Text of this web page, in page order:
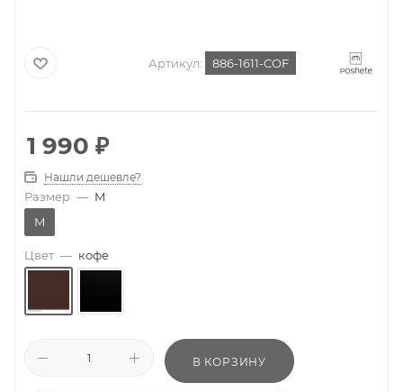
Артикул: 886-1611-COF
1 990 ₽
Нашли дешевле?
Размер — M
M
Цвет — кофе
В КОРЗИНУ